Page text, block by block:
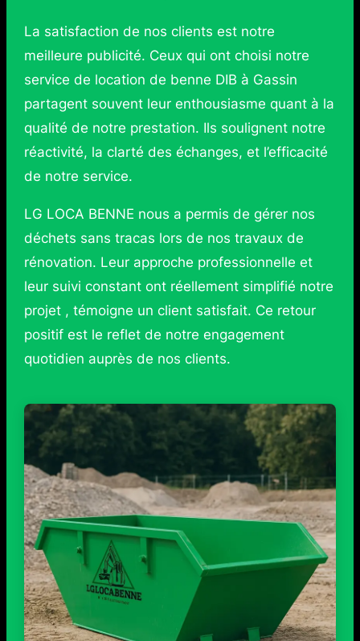
La satisfaction de nos clients est notre
meilleure publicité. Ceux qui ont choisi notre
service de location de benne DIB à Gassin
partagent souvent leur enthousiasme quant à la
qualité de notre prestation. Ils soulignent notre
réactivité, la clarté des échanges, et l’efficacité
de notre service.
LG LOCA BENNE nous a permis de gérer nos
déchets sans tracas lors de nos travaux de
rénovation. Leur approche professionnelle et
leur suivi constant ont réellement simplifié notre
projet , témoigne un client satisfait. Ce retour
positif est le reflet de notre engagement
quotidien auprès de nos clients.